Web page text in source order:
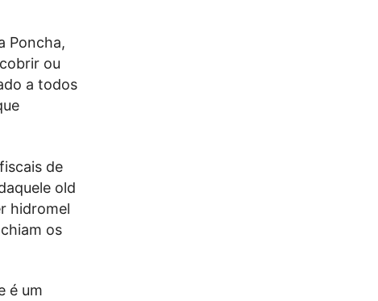
Poncha,
ou
a todos
de
old
hidromel
os
é um